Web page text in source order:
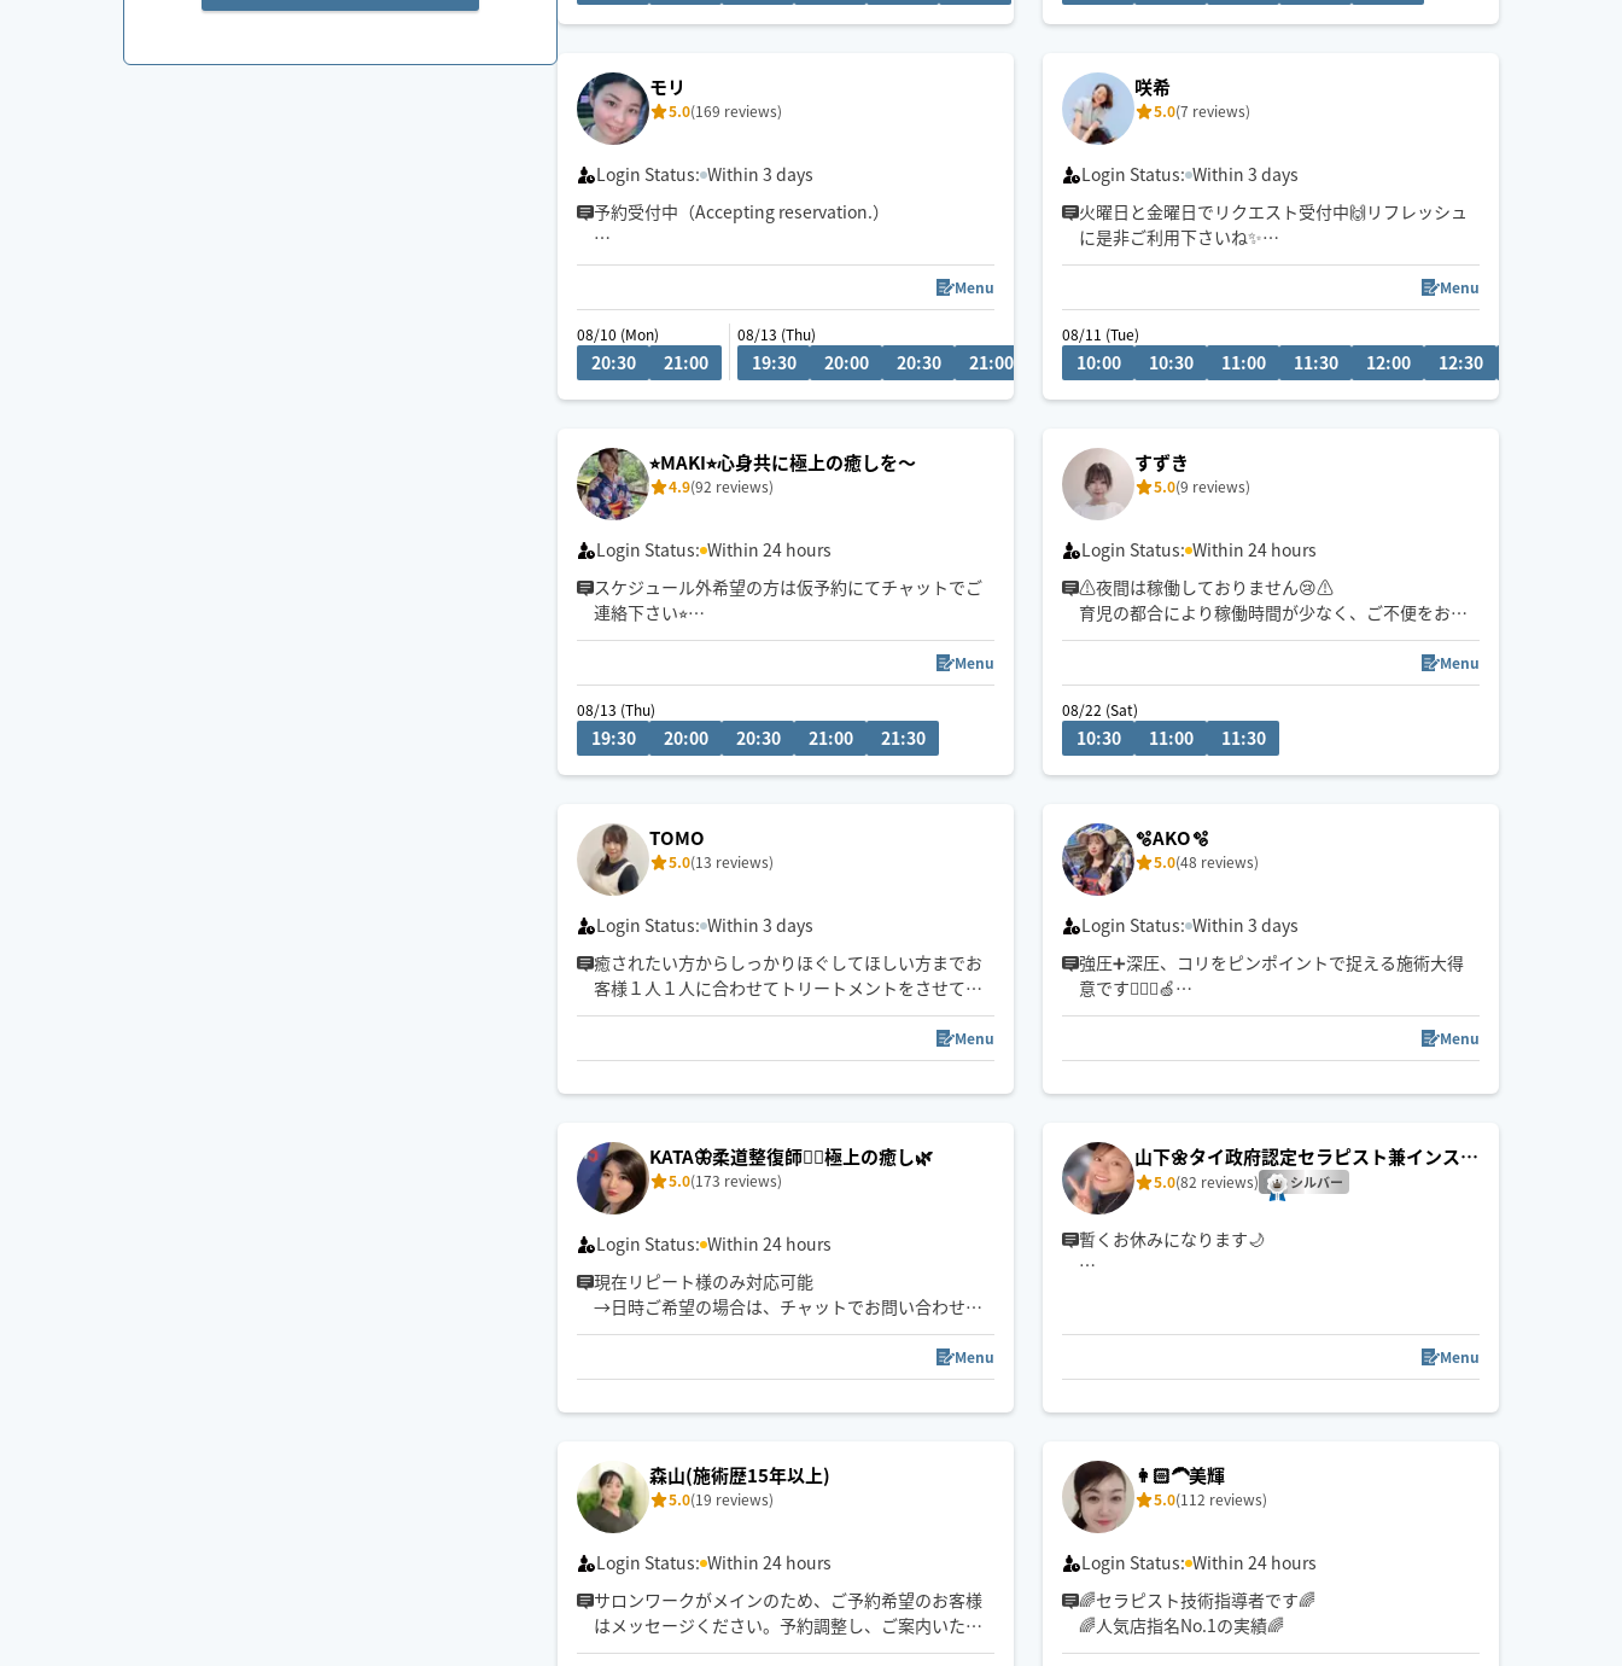
※他店舗での勤務もあり、施術中は返信や承諾が遅
くなりますのでご了承ください🙇
ペットちゃんご在宅オッケーです！
モリ
5.0(169 reviews)
Login Status: Within 3 days
予約受付中（Accepting reservation.）
車移動が主となっていますので、ご予約時に駐車場
の情報をいただけると大変助かります。
Menu
08/10 (Mon)
20:30 21:00
08/13 (Thu)
19:30 20:00 20:30 21:00
08/17 (Mon)
20:30 21:00 19:30 20:00 20:30 21:00
咲希
5.0(7 reviews)
Login Status: Within 3 days
火曜日と金曜日でリクエスト受付中🙌リフレッシュ
に是非ご利用下さいね✨
肩こり🍀腰痛🍀眼精疲労🍀足つぼ🐾オイルトリート
🚃移動です✨
リクエストお待ちしております(*^^*)
Menu
08/11 (Tue)
10:00 10:30 11:00 11:30 12:00 12:30
⭐︎MAKI⭐︎心身共に極上の癒しを〜
4.9(92 reviews)
Login Status: Within 24 hours
スケジュール外希望の方は仮予約にてチャットでご
連絡下さい⭐︎
お話を聞くのもお喋りも大好きです✨
写真より話し易いと言われます☺️
小さいお子さん居る方、動物を飼ってるお宅も可能
Menu
08/13 (Thu)
19:30 20:00 20:30 21:00 21:30
すずき
5.0(9 reviews)
Login Status: Within 24 hours
⚠️夜間は稼働しておりません😢⚠
育児の都合により稼働時間が少なく、ご不便をおか
けし大変申し訳ございません。
基本的に土曜日昼間、名古屋市南部周辺で活動して
います😊
港区出発です。
夕方）、お問い合わせいただけますと幸いです☺️
Menu
08/22 (Sat)
10:30 11:00 11:30
TOMO
5.0(13 reviews)
Login Status: Within 3 days
癒されたい方からしっかりほぐしてほしい方までお
客様１人１人に合わせてトリートメントをさせてい
ただきます♪
ご予約お待ちしております！
Menu
🫧AKO🫧
5.0(48 reviews)
Login Status: Within 3 days
強圧➕深圧、コリをピンポイントで捉える施術大得
意です💆🏻‍♀️🍏
小柄ですがパワー全開なのと手が温かくお客様にお
褒めいただくことが多いので是非一度受けてみてほ
しいです🌱
※ご新規様は90分以上でのご予約でお願いいたしま
Menu
KATA🦋柔道整復師💁‍♀️極上の癒し🌿
5.0(173 reviews)
Login Status: Within 24 hours
現在リピート様のみ対応可能
→日時ご希望の場合は、チャットでお問い合わせく
ださい✨
⚠️クーポン利用は私の施術リピート様のみです！！
※ご新規様の予約確定はメッセージの返信確認次第
です
をお断りする場合がございますのでご了承ください
Menu
山下🌼タイ政府認定セラピスト兼インスト
ラクター🇹🇭
5.0(82 reviews) シルバー
暫くお休みになります🌙
📍 名古屋市外へのご訪問は、移動時間の都合により
【 保有資格📚 】
・整体/つぼ/リンパケア講座取得
Menu
森山(施術歴15年以上)
5.0(19 reviews)
Login Status: Within 24 hours
サロンワークがメインのため、ご予約希望のお客様
はメッセージください。予約調整し、ご案内いたし
ます。
👩🏻‍🦱美輝
5.0(112 reviews)
Login Status: Within 24 hours
🌈セラピスト技術指導者です🌈
🌈人気店指名No.1の実績🌈